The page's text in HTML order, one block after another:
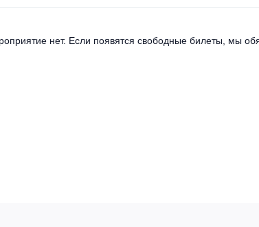
нет. Если появятся свободные билеты, мы